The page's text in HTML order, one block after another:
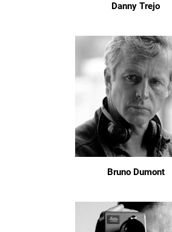
Danny Trejo
Bruno Dumont